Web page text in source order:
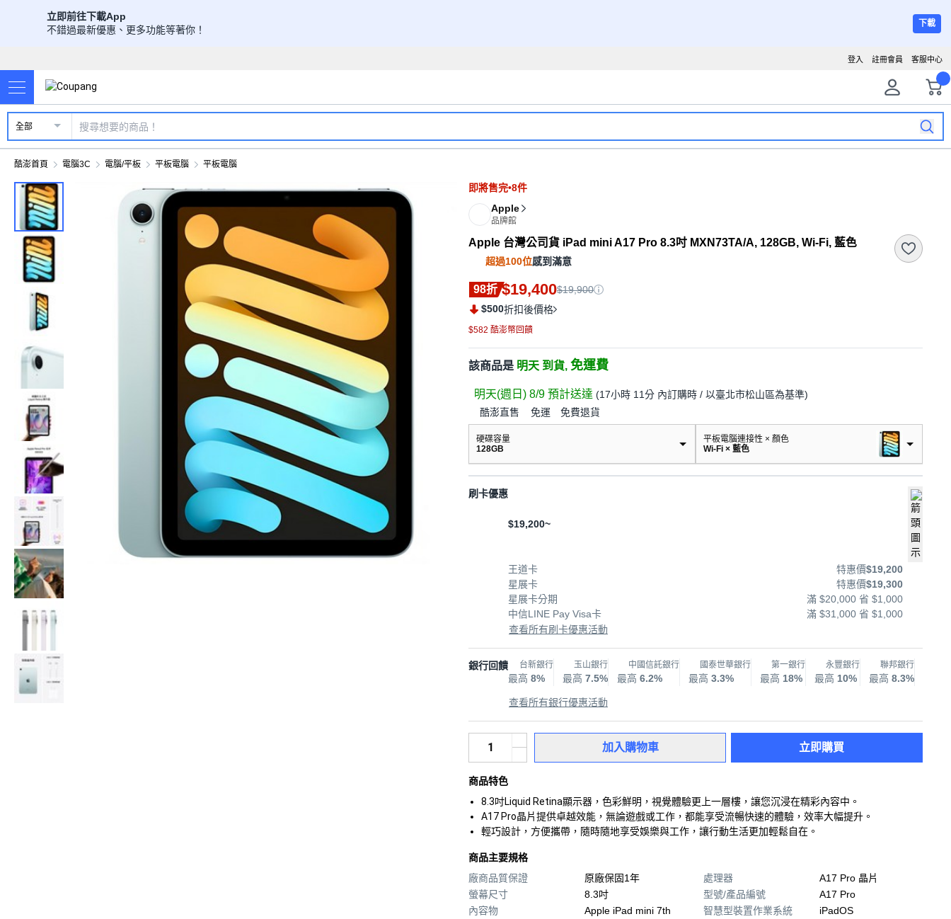
立即前往下載App
不錯過最新優惠、更多功能等著你！
下載
客服中心
註冊會員
登入
全部
酷澎首頁 電腦3C 電腦/平板 平板電腦 平板電腦
即將售完•8件
Apple
品牌館
Apple 台灣公司貨 iPad mini A17 Pro 8.3吋 MXN73TA/A, 128GB, Wi-Fi, 藍色
超過100位感到滿意
98折 $19,400$19,900
$500折扣後價格
$582 酷澎幣回饋
該商品是 明天 到貨, 免運費
明天(週日) 8/9 預計送達 (17小時 11分 內訂購時 / 以臺北市松山區為基準)
酷澎直售 免運 免費退貨
硬碟容量
128GB
平板電腦連接性 × 顏色
Wi-Fi × 藍色
刷卡優惠
$19,200~
王道卡 特惠價$19,200
星展卡
特惠價$19,300
星展卡分期
滿 $20,000 省 $1,000
中信LINE Pay Visa卡
滿 $31,000 省 $1,000
查看所有刷卡優惠活動
銀行回饋 台新銀行
最高 8%
玉山銀行
最高 7.5%
中國信託銀行
最高 6.2%
國泰世華銀行
最高 3.3%
第一銀行
最高 18%
永豐銀行
最高 10%
聯邦銀行
最高 8.3%
查看所有銀行優惠活動
加入購物車 立即購買
商品特色
8.3吋Liquid Retina顯示器，色彩鮮明，視覺體驗更上一層樓，讓您沉浸在精彩內容中。
A17 Pro晶片提供卓越效能，無論遊戲或工作，都能享受流暢快速的體驗，效率大幅提升。
輕巧設計，方便攜帶，隨時隨地享受娛樂與工作，讓行動生活更加輕鬆自在。
商品主要規格
廠商品質保證
原廠保固1年
螢幕尺寸
8.3吋
內容物
Apple iPad mini 7th
處理器
A17 Pro 晶片
型號/產品編號
A17 Pro
智慧型裝置作業系統
iPadOS